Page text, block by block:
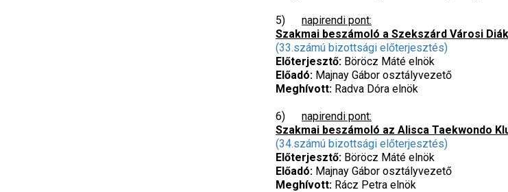
5) napirendi pont:
Szakmai beszámoló a Szekszárd Városi
(33.számú bizottsági előterjesztés)
Előterjesztő: Böröcz Máté elnök
Előadó: Majnay Gábor osztályvezető
Meghívott: Radva Dóra elnök
6) napirendi pont:
Szakmai beszámoló az Alisca Taekwondo
(34.számú bizottsági előterjesztés)
Előterjesztő: Böröcz Máté elnök
Előadó: Majnay Gábor osztályvezető
Meghívott: Rácz Petra elnök